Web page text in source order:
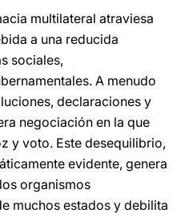
multilateral atraviesa
a una reducida
sociales,
A menudo
declaraciones y
negociación en la que
y voto. Este desequilibrio,
evidente, genera
organismos
muchos estados y debilita